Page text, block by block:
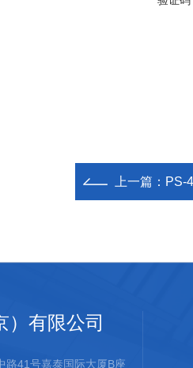
上一篇： PS-
）有限公司
路41号嘉泰国际大厦B座